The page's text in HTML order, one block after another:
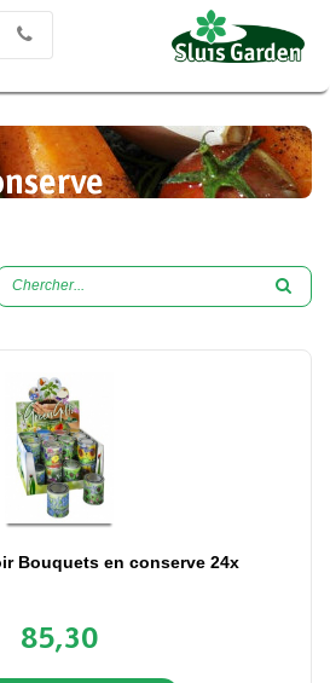
Bouquets en conserve 24x
85,30